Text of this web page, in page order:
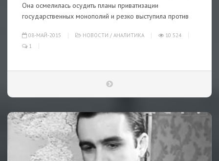
Она осмелилась осудить планы приватизации
государственных монополий и резко выступила против
08-МАЙ-2015 НОВОСТИ / АНАЛИТИКА
10 524
1